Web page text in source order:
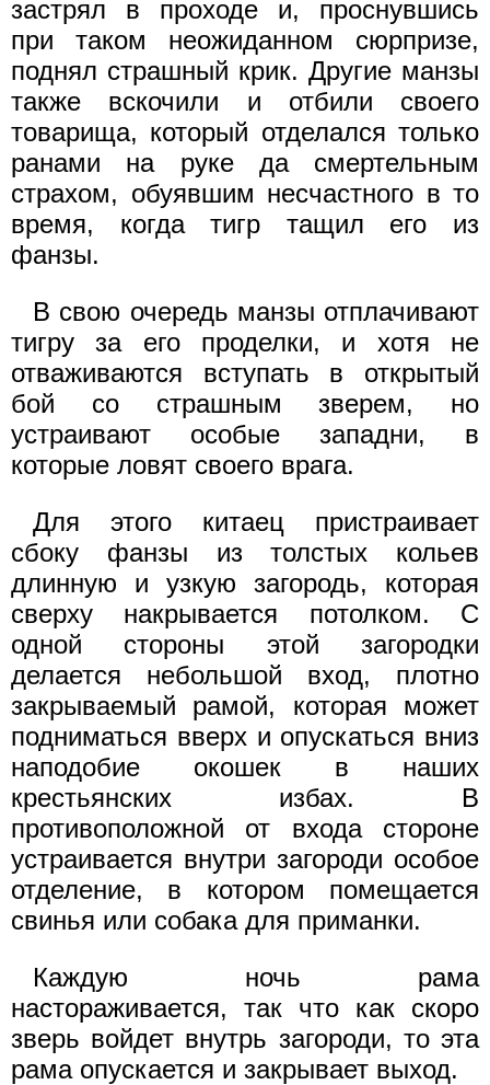
застрял в проходе и, проснувшись
при таком неожиданном сюрпризе,
поднял страшный крик. Другие манзы
также вскочили и отбили своего
товарища, который отделался только
ранами на руке да смертельным
страхом, обуявшим несчастного в то
время, когда тигр тащил его из
фанзы.
В свою очередь манзы отплачивают
тигру за его проделки, и хотя не
отваживаются вступать в открытый
бой со страшным зверем, но
устраивают особые западни, в
которые ловят своего врага.
Для этого китаец пристраивает
сбоку фанзы из толстых кольев
длинную и узкую загородь, которая
сверху накрывается потолком. С
одной стороны этой загородки
делается небольшой вход, плотно
закрываемый рамой, которая может
подниматься вверх и опускаться вниз
наподобие окошек в наших
крестьянских избах. В
противоположной от входа стороне
устраивается внутри загороди особое
отделение, в котором помещается
свинья или собака для приманки.
Каждую ночь рама
настораживается, так что как скоро
зверь войдет внутрь загороди, то эта
рама опускается и закрывает выход.